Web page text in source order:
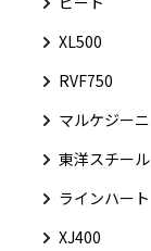
XL500
RVF750
マルケジーニ
東洋スチール
ラインハート
XJ400